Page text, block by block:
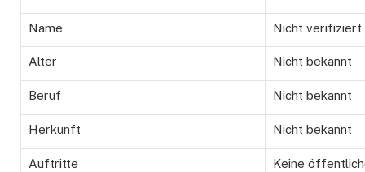
Name Nicht verifiziert
Alter Nicht bekannt
Beruf Nicht bekannt
Herkunft Nicht bekannt
Auftritte Keine